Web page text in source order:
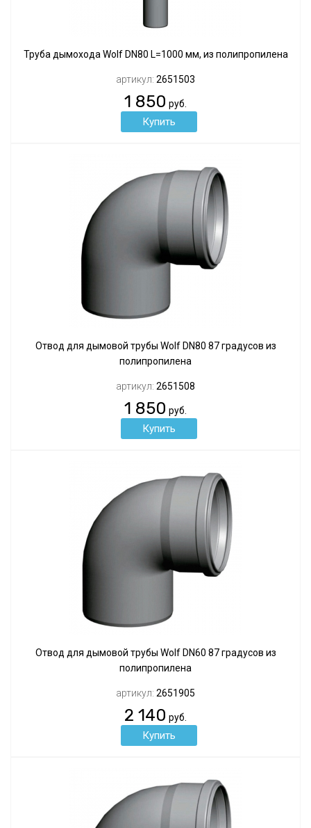
Труба дымохода Wolf DN80 L=1000 мм, из полипропилена
артикул: 2651503
1 850 руб.
Отвод для дымовой трубы Wolf DN80 87 градусов из
полипропилена
артикул: 2651508
1 850 руб.
Отвод для дымовой трубы Wolf DN60 87 градусов из
полипропилена
артикул: 2651905
2 140 руб.